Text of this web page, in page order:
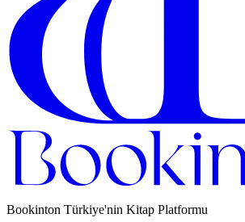
Bookinton Türkiye'nin Kitap Platformu